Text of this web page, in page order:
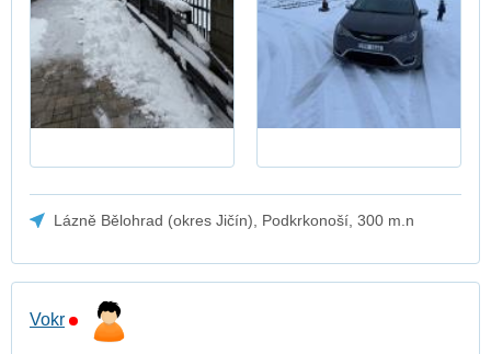
Lázně Bělohrad (okres Jičín), Podkrkonoší, 300 m.n
Vokr